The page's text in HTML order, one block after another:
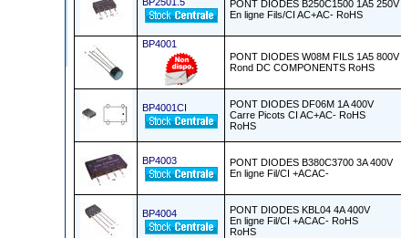
PONT DIODES B250C1500 1A5 250V
En ligne Fils/CI AC+AC- RoHS
BP4001
PONT DIODES W08M FILS 1A5 800V
Rond DC COMPONENTS RoHS
BP4001CI
PONT DIODES DF06M 1A 400V
Carre Picots CI AC+AC- RoHS
RoHS
BP4003
PONT DIODES B380C3700 3A 400V
En ligne Fil/CI +ACAC-
BP4004
PONT DIODES KBL04 4A 400V
En ligne Fil/CI +ACAC- RoHS
RoHS